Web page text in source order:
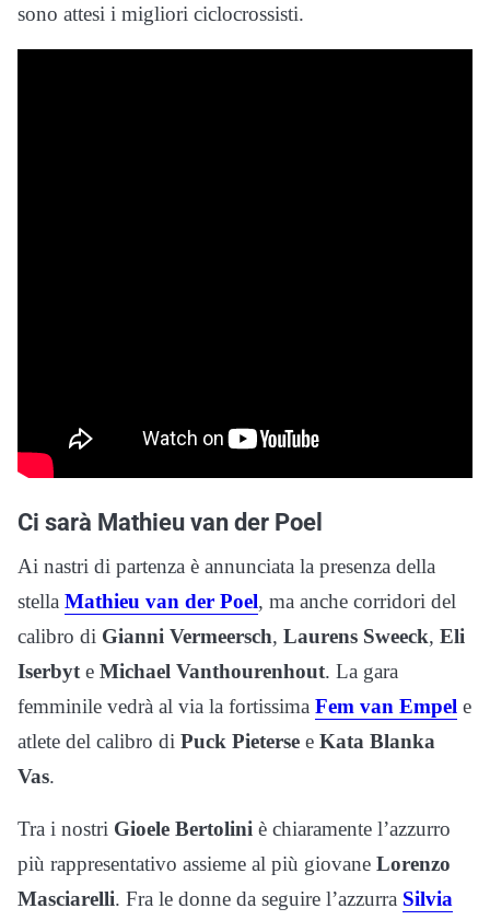
sono attesi i migliori ciclocrossisti.
Ci sarà Mathieu van der Poel
Ai nastri di partenza è annunciata la presenza della
stella Mathieu van der Poel, ma anche corridori del
calibro di Gianni Vermeersch, Laurens Sweeck, Eli
Iserbyt e Michael Vanthourenhout. La gara
femminile vedrà al via la fortissima Fem van Empel e
atlete del calibro di Puck Pieterse e Kata Blanka
Vas.
Tra i nostri Gioele Bertolini è chiaramente l’azzurro
più rappresentativo assieme al più giovane Lorenzo
Masciarelli. Fra le donne da seguire l’azzurra Silvia